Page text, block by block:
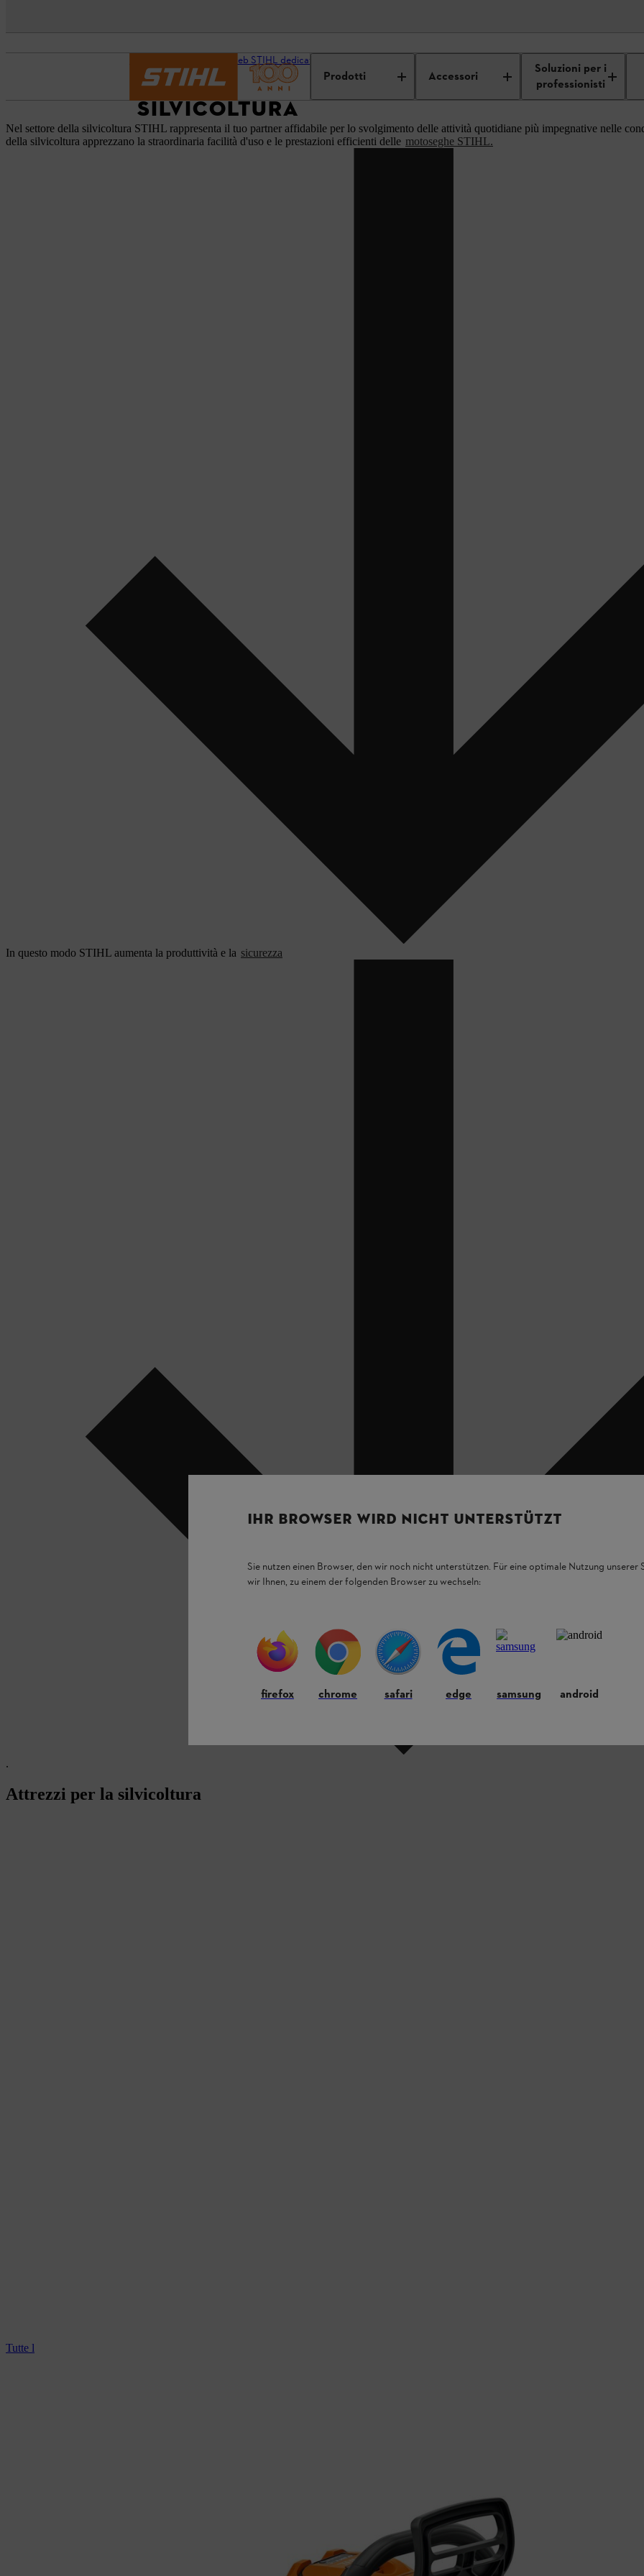
Prodotti Accessori
Soluzioni per i
professionisti
Il sito web STIHL dedicato ai professionisti
SILVICOLTURA
Nel settore della silvicoltura STIHL rappresenta il tuo partner affidabile per lo svolgimento delle attività quotidiane più impegnative nelle
della silvicoltura apprezzano la straordinaria facilità d'uso e le prestazioni efficienti delle motoseghe STIHL.
In questo modo STIHL aumenta la produttività e la sicurezza
.
Attrezzi per la silvicoltura
Tutte le motoseghe professionali
IHR BROWSER WIRD NICHT UNTERSTÜTZT
Sie nutzen einen Browser, den wir noch nicht unterstützen. Für eine optimale Nutzung unserer
wir Ihnen, zu einem der folgenden Browser zu wechseln:
firefox chrome safari edge samsung android